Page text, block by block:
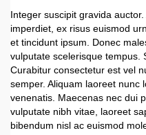
Integer suscipit gravida
imperdiet, ex risus euismod
et tincidunt ipsum. Donec
vulputate scelerisque tempus.
Curabitur consectetur est vel
semper. Aliquam laoreet nunc
venenatis. Maecenas nec dui
vulputate nibh vitae, laoreet
bibendum nisl ac euismod